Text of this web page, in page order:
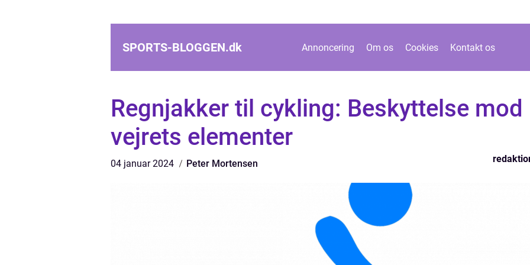
SPORTS-BLOGGEN.dk Annoncering Om os Cookies Kontakt os
Regnjakker til cykling: Beskyttelse mod
vejrets elementer
04 januar 2024 Peter Mortensen